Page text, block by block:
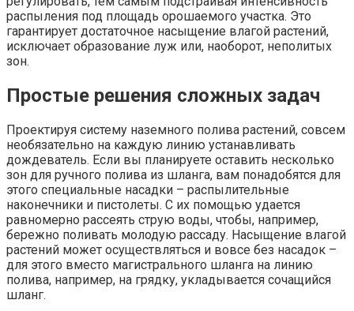
распыления под площадь орошаемого участка. Это
гарантирует достаточное насыщение влагой растений,
исключает образование луж или, наоборот, неполитых
зон.
Простые решения сложных задач
Проектируя систему наземного полива растений, совсем
необязательно на каждую линию устанавливать
дождеватель. Если вы планируете оставить несколько
зон для ручного полива из шланга, вам понадобятся для
этого специальные насадки – распылительные
наконечники и пистолеты. С их помощью удается
равномерно рассеять струю воды, чтобы, например,
бережно поливать молодую рассаду. Насыщение влагой
растений может осуществляться и вовсе без насадок –
для этого вместо магистрального шланга на линию
полива, например, на грядку, укладывается сочащийся
шланг.